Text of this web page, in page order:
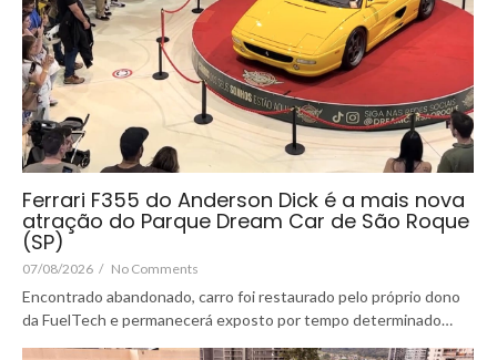
Ferrari F355 do Anderson Dick é a mais nova
atração do Parque Dream Car de São Roque
(SP)
07/08/2026 / No Comments
Encontrado abandonado, carro foi restaurado pelo próprio dono
da FuelTech e permanecerá exposto por tempo determinado…